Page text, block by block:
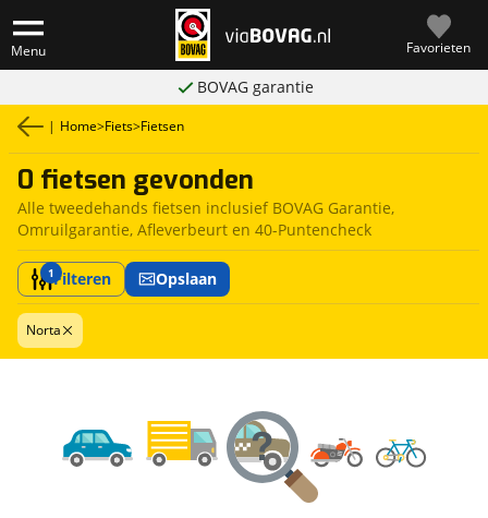
Menu Favorieten
BOVAG garantie
| Home>Fiets>Fietsen
0 fietsen gevonden
Alle tweedehands fietsen inclusief BOVAG Garantie,
Omruilgarantie, Afleverbeurt en 40-Puntencheck
1Filteren Opslaan
Norta